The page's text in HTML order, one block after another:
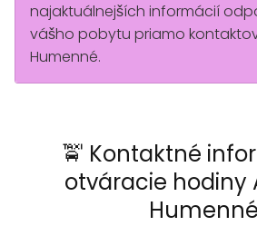
najaktuálnejších informácií
vášho pobytu priamo
Humenné.
🚖 Kontaktné
otváracie hodiny
Humenné